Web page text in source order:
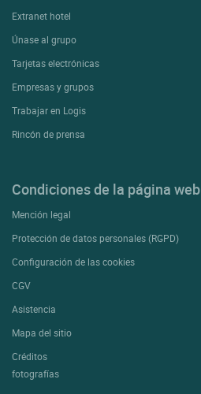
Extranet hotel
Únase al grupo
Tarjetas electrónicas
Empresas y grupos
Trabajar en Logis
Rincón de prensa
Condiciones de la página web
Mención legal
Protección de datos personales (RGPD)
Configuración de las cookies
CGV
Asistencia
Mapa del sitio
Créditos
fotografías